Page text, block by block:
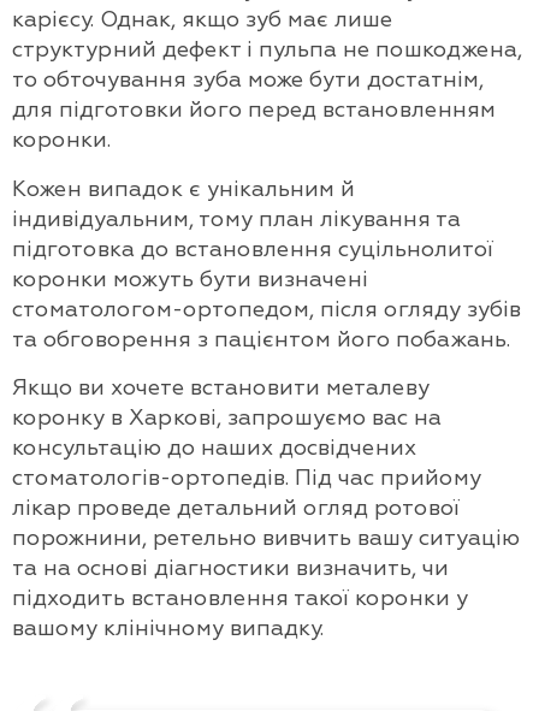
карієсу. Однак, якщо зуб має лише
структурний дефект і пульпа не пошкоджена,
то обточування зуба може бути достатнім,
для підготовки його перед встановленням
коронки.
Кожен випадок є унікальним й
індивідуальним, тому план лікування та
підготовка до встановлення суцільнолитої
коронки можуть бути визначені
стоматологом-ортопедом, після огляду зубів
та обговорення з пацієнтом його побажань.
Якщо ви хочете встановити металеву
коронку в Харкові, запрошуємо вас на
консультацію до наших досвідчених
стоматологів-ортопедів. Під час прийому
лікар проведе детальний огляд ротової
порожнини, ретельно вивчить вашу ситуацію
та на основі діагностики визначить, чи
підходить встановлення такої коронки у
вашому клінічному випадку.